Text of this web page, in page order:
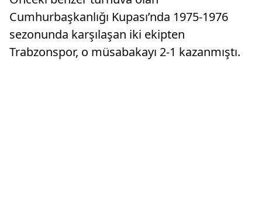
Cumhurbaşkanlığı Kupası’nda 1975-1976
sezonunda karşılaşan iki ekipten
Trabzonspor, o müsabakayı 2-1 kazanmıştı.